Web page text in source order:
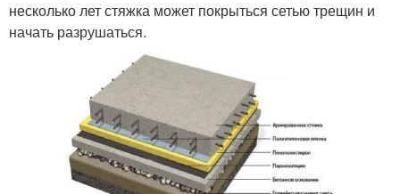
несколько лет стяжка может покрыться сетью трещин и
начать разрушаться.